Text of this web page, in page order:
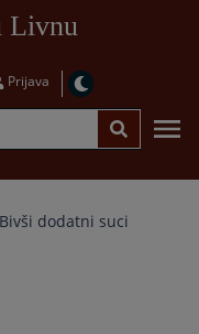
Livnu
Prijava
Bivši dodatni suci